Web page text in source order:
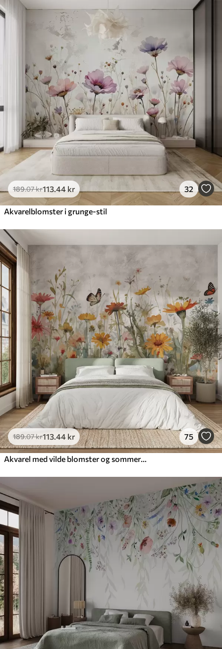
189.07kr113 .44 kr 32
Akvarelblomster i grunge-stil
189.07kr113 .44 kr 75